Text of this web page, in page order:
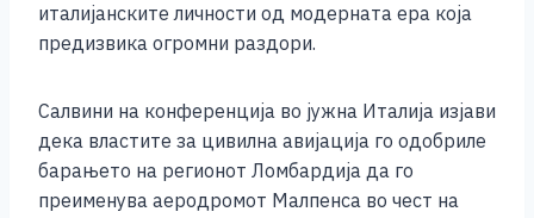
италијанските личности од модерната ера која
предизвика огромни раздори.
Салвини на конференција во јужна Италија изјави
дека властите за цивилна авијација го одобриле
барањето на регионот Ломбардија да го
преименува аеродромот Малпенса во чест на